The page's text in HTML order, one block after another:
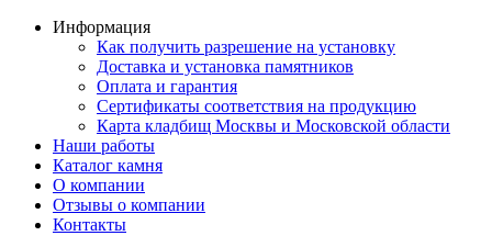
Информация
Как получить разрешение на установку
Доставка и установка памятников
Оплата и гарантия
Сертификаты соответствия на продукцию
Карта кладбищ Москвы и Московской области
Наши работы
Каталог камня
О компании
Отзывы о компании
Контакты